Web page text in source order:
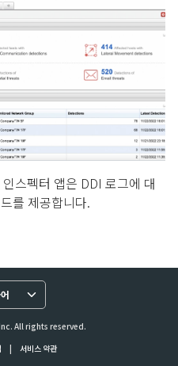
스펙터 앱은 DDI 로그에 대
를 제공합니다.
All rights reserved.
| 서비스 약관